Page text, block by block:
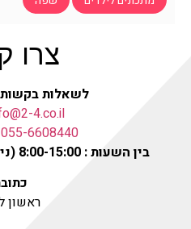
צרו
לשאלות בקשות
4.co.il
055-6608440
בין השעות : 8:00-15:00 (ניתן לשלוח גם וואטסאפ)
ראשון